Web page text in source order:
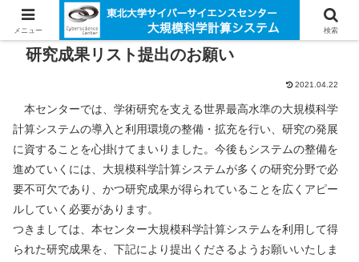
研究成果リスト提出のお願い
2021.04.22
本センターでは、学術研究を支える世界最高水準の大規模科学
計算システムの導入と利用環境の整備・拡充を行い、研究の発展
に資することを心掛けてまいりました。今後もシステムの整備を
進めていくには、大規模科学計算システムが多くの研究分野で必
要不可欠であり、かつ研究成果が得られていることを広くアピー
ルしていく必要があります。
つきましては、本センター大規模科学計算システムを利用して得
られた研究成果を、下記により提出くださるようお願いいたしま
メニュー 検索